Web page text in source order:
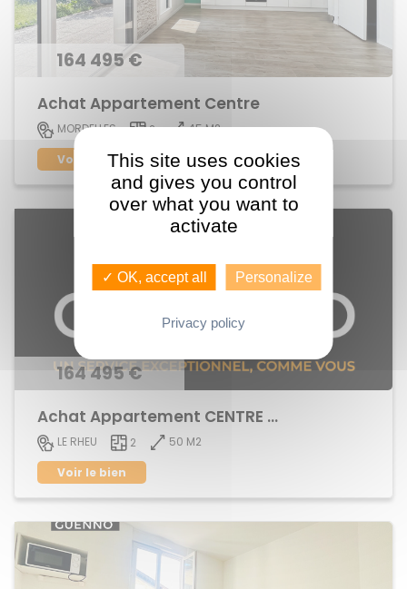
164 495 €
Achat Appartement Centre
MORDELLES 2
45 M2
Voir le bien
164 495 €
Achat Appartement CENTRE BOURG
LE RHEU 2
50 M2
Voir le bien
This site uses cookies
and gives you control
over what you want to
activate
✓ OK, accept all Personalize
Privacy policy